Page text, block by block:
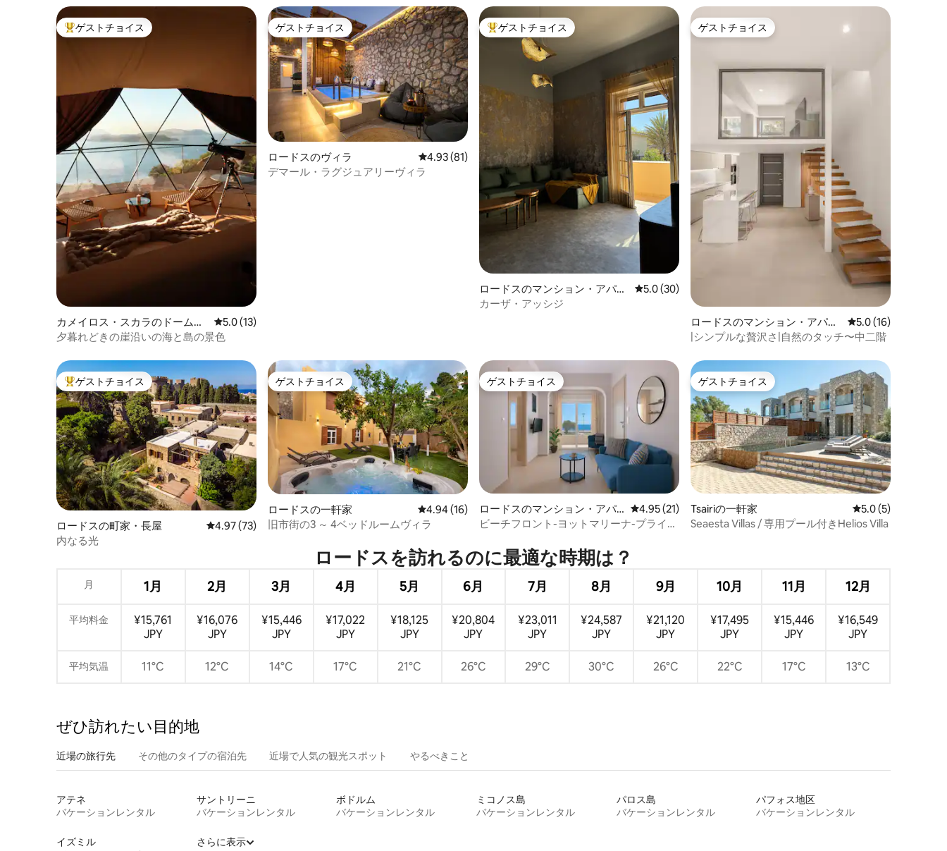
を備えた木製のダイニングテーブル、装
飾品がお部屋に洗練された雰囲気を添え
ています。リラックスしたり、ゲストを
スドア付きの木製サウナが中心的存在感
を放ち、温かく魅力的な雰囲気を作り出
しています。サウナのラウンジエリア
は、心地よいサウナセッションの後にく
つろぐのに最適です。 設備が充実したモ
ダンなオープンキッチンには、天然木と
黒のアクセントが組み合わされていま
す。大きくて素晴らしい窓と装飾のディ
テールが、キッチンに清潔で豪華な雰囲
気を与えています。 3つのベッドルーム
は、落ち着きと静けさを醸し出していま
す。すっきりとしたライン、自然素材、
ニュートラルなトーンが、魅力的でリラ
ックスできる空間を作り出しています。
木製のヘッドボードと棚が温かみをプラ
個性と生命をもたらします。大きな木製
のスラットクローゼットのドアと、スポ
ットライトで照らされた別の鉢植えが置
かれた廊下が、全体的に現代的な美しさ
は、くつろぎと充電に最適です。
に最適な空間です。 この宿泊施設は、建
物の1階にあります。上の階にはオーナー
が居住していますが、1階のヴィラにはア
クセスできないため、ゲストのプライバ
シーは完全に確保されています。 考え抜
かれたレイアウト、プライベートな環
境、快適なデザインのVista by Del Sol Villa
は、プライバシー、モダンなアメニテ
ィ・設備、リラックスした滞在を求める
家族連れやグループに最適です。
大好評のゲストチョイスです。
ゲストチョイス
カメイロス・スカラのドームハ
ウス
レビュー13件、5つ星中5.0つ星の平均評価
5.0 (13)
夕暮れどきの崖沿いの海と島の景色
ゲストチョイス
ゲストチョイス
ロードスのヴィラ レビュー81件、5つ星中4.93つ星の平均評価
4.93 (81)
デマール・ラグジュアリーヴィラ
大好評のゲストチョイスです。
ゲストチョイス
ロードスのマンション・アパー
ト
レビュー30件、5つ星中5.0つ星の平均評価
5.0 (30)
カーザ・アッシジ
ゲストチョイス
ゲストチョイス
ロードスのマンション・アパー
ト
レビュー16件、5つ
5.0 (16)
|シンプルな贅沢さ|自然のタッチ〜中二階
大好評のゲストチョイスです。
ゲストチョイス
ロードスの町家・長屋 レビュー73件、5つ星中4.97つ星の平均評価
4.97 (73)
内なる光
ゲストチョイス
ゲストチョイス
ロードスの一軒家 レビュー16件、5つ星中4.94つ星の平均評価
4.94 (16)
旧市街の3 ～ 4ベッドルームヴィラ
ゲストチョイス
ゲストチョイス
ロードスのマンション・アパ
ート
レビュー21件、5つ星中4.95つ星の平均評価
4.95 (21)
ビーチフロント-ヨットマリーナ-プライベ
ゲストチョイス
ゲストチョイス
Tsairiの一軒家 レビュー5件、5つ
5.0 (5)
Seaesta Villas / 専用プール付きHelios Villa
ロードスを訪⁠れ⁠るの⁠に最⁠適⁠な時⁠期⁠は⁠？
月 1月 2月 3月 4月 5月 6月 7月 8月 9月 10月 11月 12月
平均料金
¥15,761
JPY
¥16,076
JPY
¥15,446
JPY
¥17,022
JPY
¥18,125
JPY
¥20,804
JPY
¥23,011
JPY
¥24,587
JPY
¥21,120
JPY
¥17,495
JPY
¥15,446
JPY
¥16,549
JPY
平均気温 11°C 12°C 14°C 17°C 21°C 26°C 29°C 30°C 26°C 22°C 17°C 13°C
ぜひ訪⁠れ⁠た⁠い目⁠的⁠地
近場の旅行先 その他のタ⁠イ⁠プ⁠の宿⁠泊⁠先 近場で人気の観光スポット やるべきこと
アテネ
バケーションレンタル
サントリーニ
バケーションレンタル
ボドルム
バケーションレンタル
ミコノス島
バケーションレンタル
パロス島
バケーションレンタル
パフォス地区
バケーションレンタル
イズミル
さらに表示